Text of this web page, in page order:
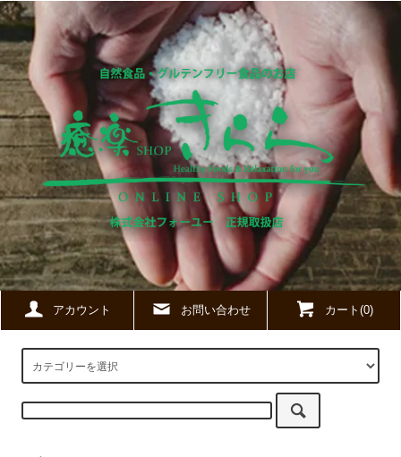
アカウント お問い合わせ カート(0)